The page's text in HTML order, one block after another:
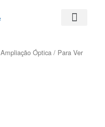
Ampliação Óptica / Para Ver